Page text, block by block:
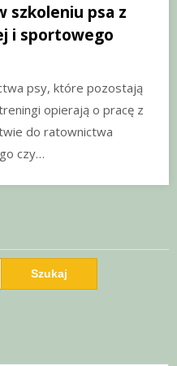
szkoleniu psa z
i sportowego
psy, które pozostają
opierają o pracę z
do ratownictwa
czy…